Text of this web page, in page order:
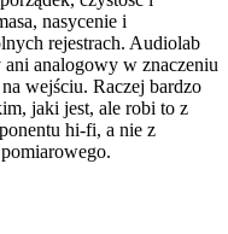
nasycenie i
rejestrach. Audiolab
analogowy w znaczeniu
wejściu. Raczej bardzo
jaki jest, ale robi to z
hi-fi, a nie z